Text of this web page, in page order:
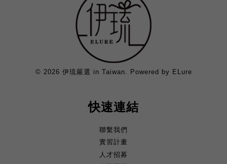
© 2026 伊琉嚴選 in Taiwan. Powered by ELure
快速連結
聯繫我們
實習計畫
人才招募